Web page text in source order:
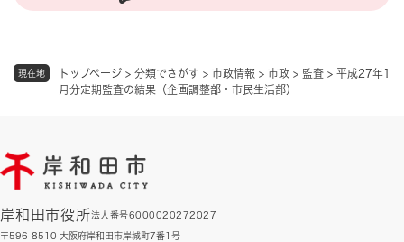
現在地 トップページ > 分類でさがす > 市政情報 > 市政 > 監査 > 平成27年1
月分定期監査の結果（企画調整部・市民生活部）
岸和田市役所法人番号6000020272027
〒596-8510 大阪府岸和田市岸城町7番1号